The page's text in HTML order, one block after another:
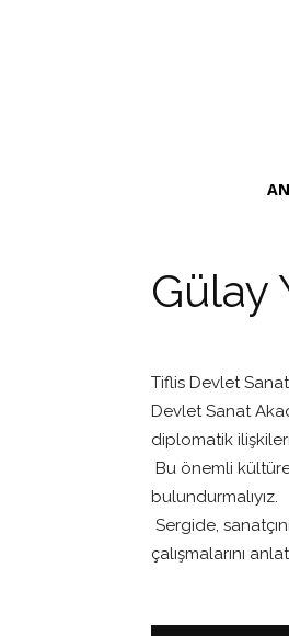
Gülay
Tiflis Devlet
Devlet Sanat
diplomatik
Bu önemli
bulundurmalıyız.
Sergide,
çalışmalarını